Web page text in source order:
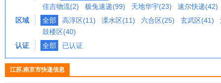
佳吉物流(2)
极兔速递(99) 天地华宇(23)
速尔快递(42)
区域
全部 高淳区(11) 溧水区(11) 六合区(25) 玄武区(41)
鼓楼区(40)
认证
全部 已认证
江苏,南京市快递信息